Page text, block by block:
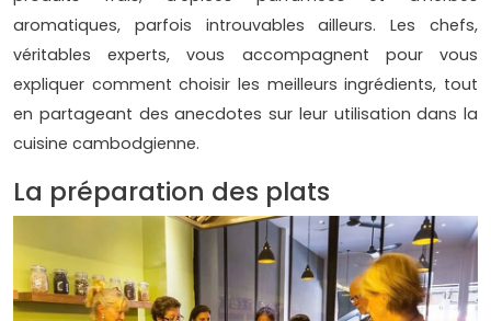
aromatiques, parfois introuvables ailleurs. Les chefs,
véritables experts, vous accompagnent pour vous
expliquer comment choisir les meilleurs ingrédients, tout
en partageant des anecdotes sur leur utilisation dans la
cuisine cambodgienne.
La préparation des plats